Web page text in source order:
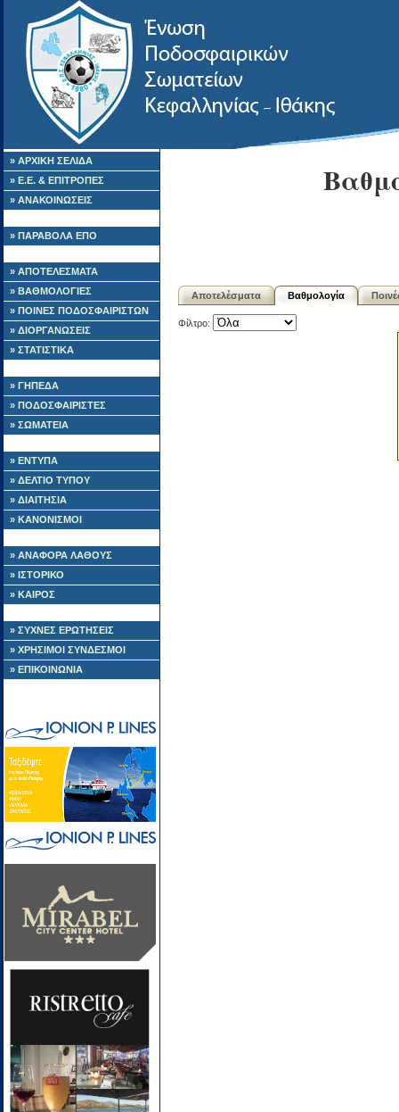
» ΑΡΧΙΚΗ ΣΕΛΙΔΑ
» Ε.Ε. & ΕΠΙΤΡΟΠΕΣ
» ΑΝΑΚΟΙΝΩΣΕΙΣ
» ΠΑΡΑΒΟΛΑ ΕΠΟ
» ΑΠΟΤΕΛΕΣΜΑΤΑ
» ΒΑΘΜΟΛΟΓΙΕΣ
» ΠΟΙΝΕΣ ΠΟΔΟΣΦΑΙΡΙΣΤΩΝ
» ΔΙΟΡΓΑΝΩΣΕΙΣ
» ΣΤΑΤΙΣΤΙΚΑ
» ΓΗΠΕΔΑ
» ΠΟΔΟΣΦΑΙΡΙΣΤΕΣ
» ΣΩΜΑΤΕΙΑ
» ΕΝΤΥΠΑ
» ΔΕΛΤΙΟ ΤΥΠΟΥ
» ΔΙΑΙΤΗΣΙΑ
» ΚΑΝΟΝΙΣΜΟΙ
» ΑΝΑΦΟΡΑ ΛΑΘΟΥΣ
» ΙΣΤΟΡΙΚΟ
» ΚΑΙΡΟΣ
» ΣΥΧΝΕΣ ΕΡΩΤΗΣΕΙΣ
» ΧΡΗΣΙΜΟΙ ΣΥΝΔΕΣΜΟΙ
» ΕΠΙΚΟΙΝΩΝΙΑ
Αποτελέσματα Βαθμολογία
Φίλτρο: